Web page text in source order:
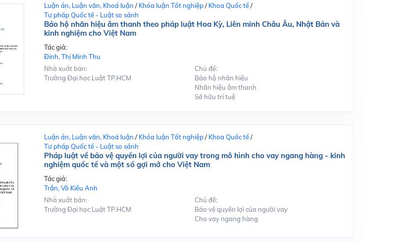
Luận án, Luận văn, Khoá luận / Khóa luận Tốt nghiệp/ Khoa Quốc tế/
Tư pháp Quốc tế - Luật so sánh
Bảo hộ nhãn hiệu âm thanh theo pháp luật Hoa Kỳ, Liên minh Châu Âu, Nhật Bản và
kinh nghiệm cho Việt Nam
Tác giả:
Đinh, Thị Minh Thu
Nhà xuất bản:
Trường Đại học Luật TP.HCM
Chủ đề:
Bảo hộ nhãn hiệu
Nhãn hiệu âm thanh
Sở hữu trí tuệ
Luận án, Luận văn, Khoá luận / Khóa luận Tốt nghiệp/ Khoa Quốc tế/
Tư pháp Quốc tế - Luật so sánh
Pháp luật về bảo vệ quyền lợi của người vay trong mô hình cho vay ngang hàng - kinh
nghiệm quốc tế và một số gợi mở cho Việt Nam
Tác giả:
Trần, Võ Kiều Anh
Nhà xuất bản:
Trường Đại học Luật TP.HCM
Chủ đề:
Bảo vệ quyền lợi của người vay
Cho vay ngang hàng